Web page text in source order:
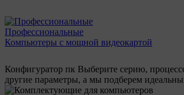
Профессиональные
Компьютеры с мощной видеокартой
Конфигуратор пк Выберите серию,
другие параметры, а мы подберем